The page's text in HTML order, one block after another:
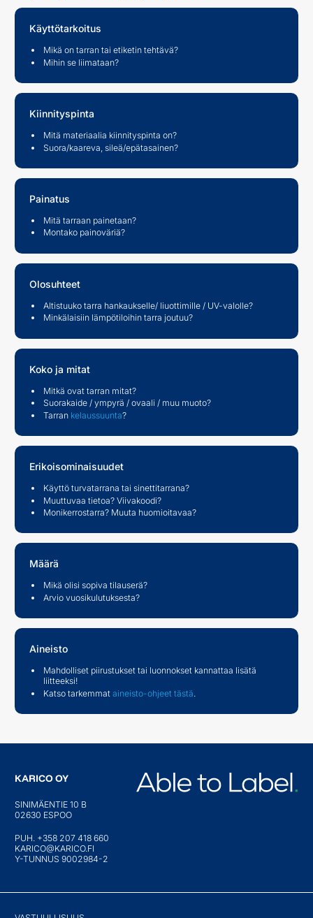
Käyttötarkoitus
Mikä on tarran tai etiketin tehtävä?
Mihin se liimataan?
Kiinnityspinta
Mitä materiaalia kiinnityspinta on?
Suora/kaareva, sileä/epätasainen?
Painatus
Mitä tarraan painetaan?
Montako painoväriä?
Olosuhteet
Altistuuko tarra hankaukselle/ liuottimille / UV-valolle?
Minkälaisiin lämpötiloihin tarra joutuu?
Koko ja mitat
Mitkä ovat tarran mitat?
Suorakaide / ympyrä / ovaali / muu muoto?
Tarran kelaussuunta?
Erikoisominaisuudet
Käyttö turvatarrana tai sinettitarrana?
Muuttuvaa tietoa? Viivakoodi?
Monikerrostarra? Muuta huomioitavaa?
Määrä
Mikä olisi sopiva tilauserä?
Arvio vuosikulutuksesta?
Aineisto
Mahdolliset piirustukset tai luonnokset kannattaa lisätä
liitteeksi!
Katso tarkemmat aineisto-ohjeet tästä.
KARICO OY
SINIMÄENTIE 10 B
02630 ESPOO
PUH. +358 207 418 660
KARICO@KARICO.FI
Y-TUNNUS 9002984-2